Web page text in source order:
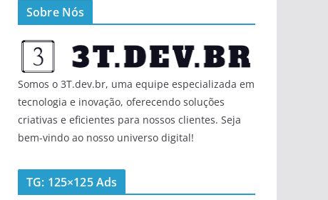
Sobre Nós
Somos o 3T.dev.br, uma equipe especializada em
tecnologia e inovação, oferecendo soluções
criativas e eficientes para nossos clientes. Seja
bem-vindo ao nosso universo digital!
TG: 125×125 Ads